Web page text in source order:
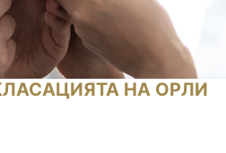
НА ОРЛИ